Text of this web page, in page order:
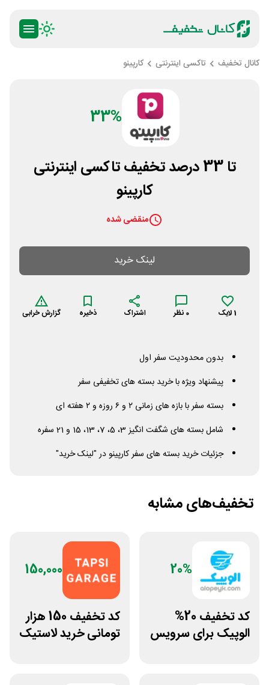
کانال تخفیف تاکسی اینترنتی کارپینو
33%
تا 33 درصد تخفیف تاکسی اینترنتی
کارپینو
منقضی شده
لینک خرید
1لایک 0 نظر اشتراک ذخیره گزارش خرابی
بدون محدودیت سفر اول
پیشنهاد ویژه با خرید بسته های تخفیفی سفر
بسته سفر با بازه های زمانی ۲ و ۶ روزه و ۲ هفته ای
شامل بسته های شگفت انگیز 3، 5، 7، 13، 15 و 21 سفره
جزئیات خرید بسته های سفر کارپینو در "لینک خرید"
تخفیف‌های مشابه
20%
کد تخفیف 20%
الوپیک برای سرویس
150,000
کد تخفیف 150 هزار
تومانی خرید لاستیک